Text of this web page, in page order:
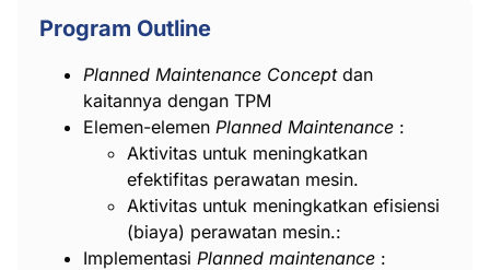
Program Outline
Planned Maintenance Concept dan
kaitannya dengan TPM
Elemen-elemen Planned Maintenance :
Aktivitas untuk meningkatkan
efektifitas perawatan mesin.
Aktivitas untuk meningkatkan efisiensi
(biaya) perawatan mesin.:
Implementasi Planned maintenance :